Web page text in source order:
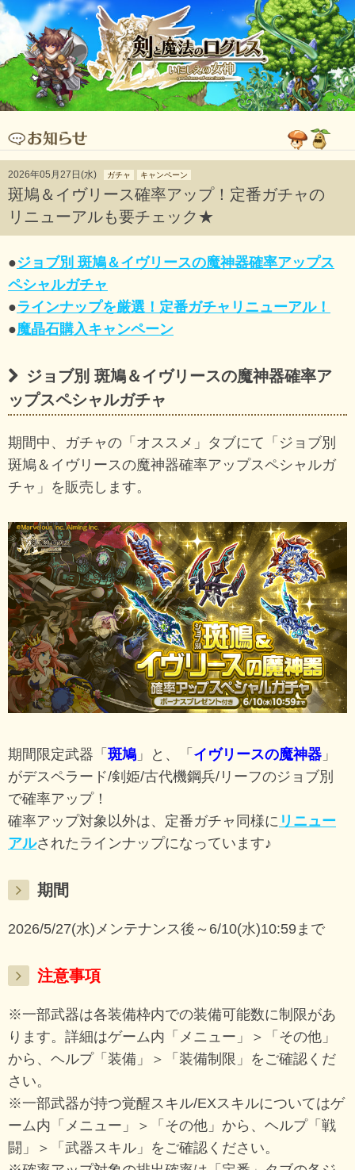
2026年05月27日(水) ガチャ キャンペーン
斑鳩＆イヴリース確率アップ！定番ガチャの
リニューアルも要チェック★
●ジョブ別 斑鳩＆イヴリースの魔神器確率アップス
ペシャルガチャ
●ラインナップを厳選！定番ガチャリニューアル！
●魔晶石購入キャンペーン
ジョブ別 斑鳩＆イヴリースの魔神器確率ア
ップスペシャルガチャ
期間中、ガチャの「オススメ」タブにて「ジョブ別
斑鳩＆イヴリースの魔神器確率アップスペシャルガ
チャ」を販売します。
期間限定武器「 斑鳩 」と、「 イヴリースの魔神器 」
がデスペラード/剣姫/古代機鋼兵/リーフのジョブ別
で確率アップ！
確率アップ対象以外は、定番ガチャ同様に リニュー
アルされたラインナップになっています♪
期間
2026/5/27(水)メンテナンス後～6/10(水)10:59まで
注意事項
※一部武器は各装備枠内での装備可能数に制限があ
ります。詳細はゲーム内「メニュー」＞「その他」
から、ヘルプ「装備」＞「装備制限」をご確認くだ
さい。
※一部武器が持つ覚醒スキル/EXスキルについてはゲ
ーム内「メニュー」＞「その他」から、ヘルプ「戦
闘」＞「武器スキル」をご確認ください。